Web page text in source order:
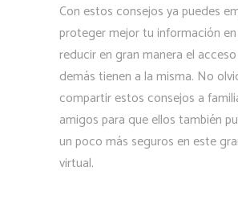
Con estos consejos ya puedes
proteger mejor tu información
reducir en gran manera el
demás tienen a la misma. No
compartir estos consejos a
amigos para que ellos también
un poco más seguros en este
virtual.